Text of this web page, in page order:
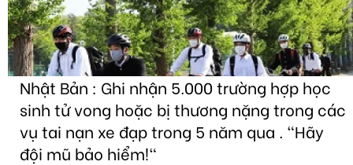
Nhật Bản : Ghi nhận 5.000 trường hợp học
sinh tử vong hoặc bị thương nặng trong các
vụ tai nạn xe đạp trong 5 năm qua . "Hãy
đội mũ bảo hiểm!"